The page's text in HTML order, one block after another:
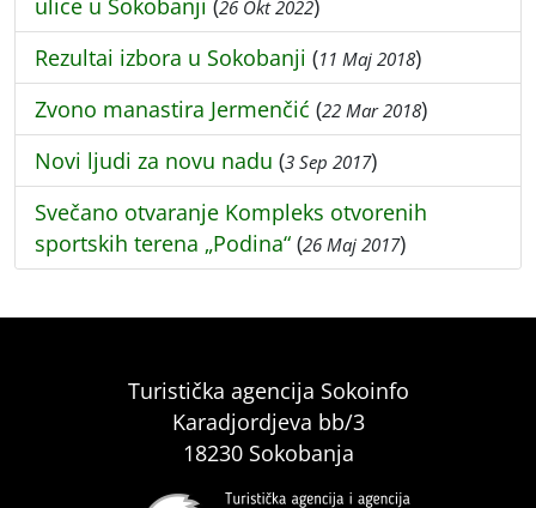
ulice u Sokobanji (26 Okt 2022)
Rezultai izbora u Sokobanji (11 Maj 2018)
Zvono manastira Jermenčić (22 Mar 2018)
Novi ljudi za novu nadu (3 Sep 2017)
Svečano otvaranje Kompleks otvorenih
sportskih terena „Podina“ (26 Maj 2017)
Turistička agencija Sokoinfo
Karadjordjeva bb/3
18230 Sokobanja